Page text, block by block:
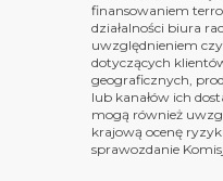
finansowaniem
działalności biura
uwzględnieniem
dotyczących
geograficznych,
lub kanałów ich
mogą również
krajową ocenę
sprawozdanie